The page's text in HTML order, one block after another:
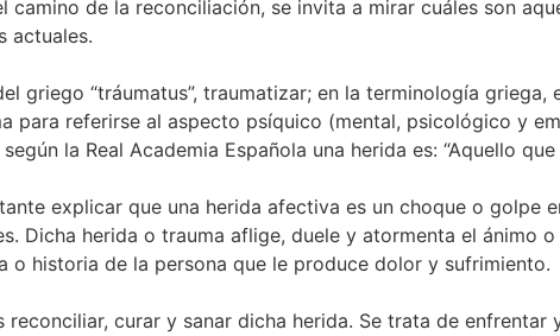
camino de la reconciliación, se invita a mirar cuáles son
actuales.
griego “tráumatus”, traumatizar; en la terminología
para referirse al aspecto psíquico (mental, psicológico y
la Real Academia Española una herida es: “Aquello
explicar que una herida afectiva es un choque o golpe
Dicha herida o trauma aflige, duele y atormenta el ánimo
o historia de la persona que le produce dolor y sufrimiento.
reconciliar, curar y sanar dicha herida. Se trata de